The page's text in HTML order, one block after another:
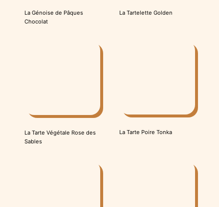
La Génoise de Pâques
Chocolat
La Tartelette Golden
La Tarte Végétale Rose des
Sables
La Tarte Poire Tonka